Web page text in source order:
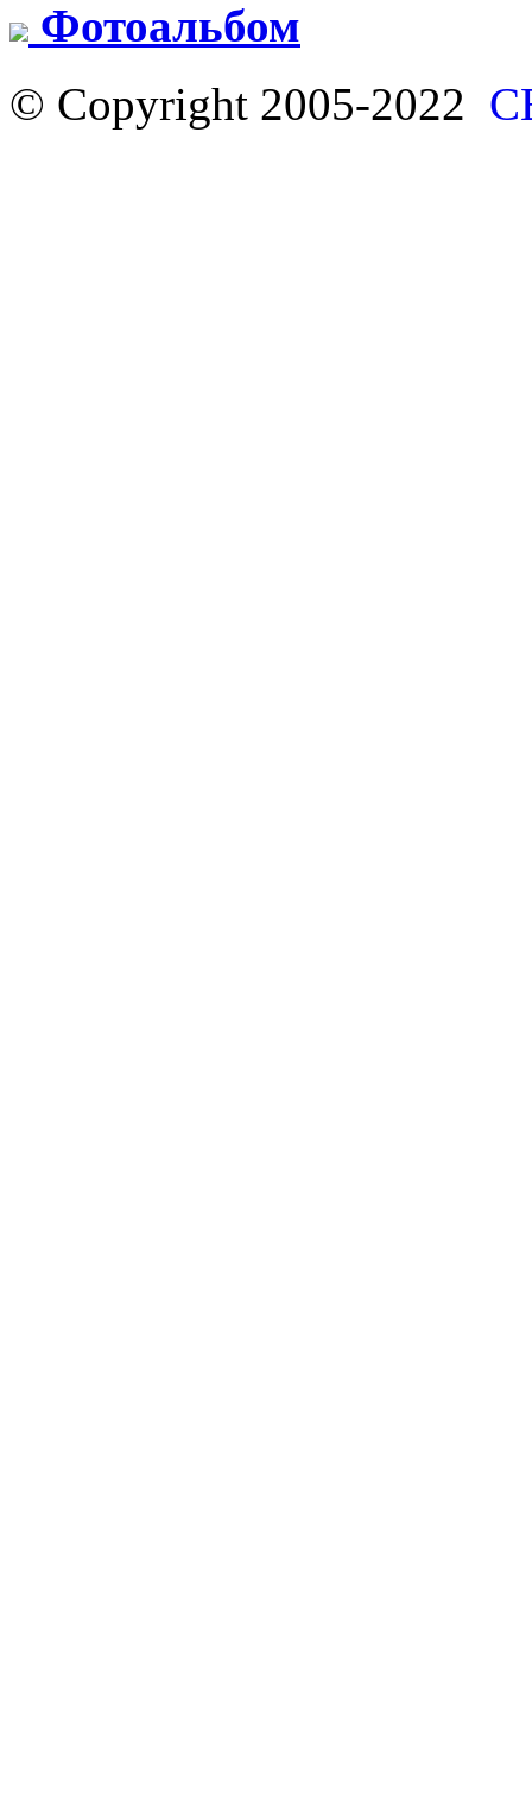
Фотоальбом
© Copyright 2005-2022